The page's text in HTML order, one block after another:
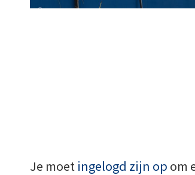
Je moet ingelogd zijn op om